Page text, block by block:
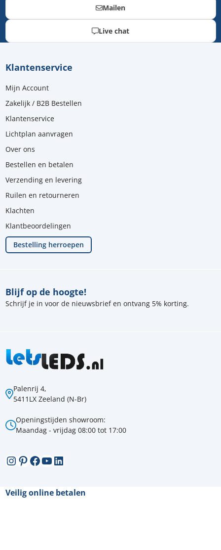
Mailen
Live chat
Palenrij 4,
5411LX Zeeland (N-Br)
Openingstijden showroom:
Maandag - vrijdag 08:00 tot 17:00
Instagram
Pinterest
Facebook
YouTube
LinkedIn
Blijf op de hoogte!
Schrijf je in voor de nieuwsbrief en ontvang 5% korting.
Klantenservice
Mijn Account
Zakelijk / B2B Bestellen
Klantenservice
Lichtplan aanvragen
Over ons
Bestellen en betalen
Verzending en levering
Ruilen en retourneren
Klachten
Klantbeoordelingen
Bestelling herroepen
Veilig online betalen